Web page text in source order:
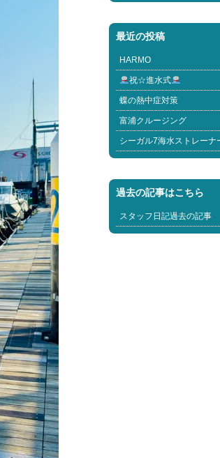
最近の投稿
HARMO
祝☆進水式
蝶の熱中症対策
富浦クルージング
シーガル7海水ストレーナ
過去の記事はこちら
スタッフ日記過去の記事